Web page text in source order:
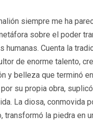
siempre me ha
sobre el poder
humanas. Cuenta la
de enorme talento,
y belleza que terminó
su propia obra,
La diosa, conmovida
transformó la piedra en